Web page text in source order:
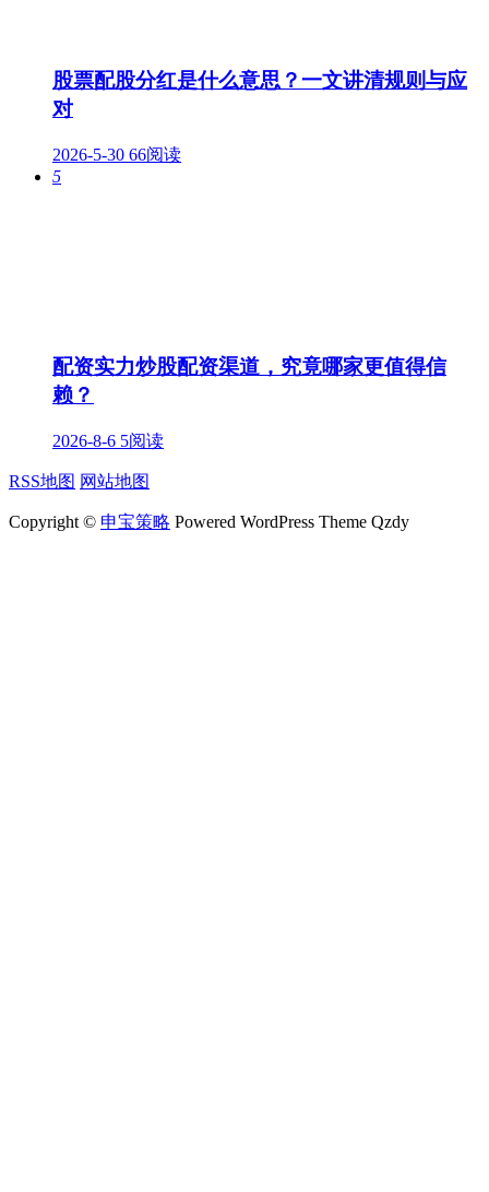
股票配股分红是什么意思？一文讲清规则与应
对
2026-5-30 66阅读
5
配资实力炒股配资渠道，究竟哪家更值得信
赖？
2026-8-6 5阅读
RSS地图 网站地图
Copyright © 申宝策略 Powered WordPress Theme Qzdy